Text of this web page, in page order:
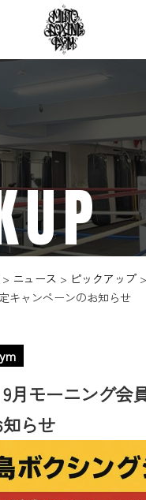
> ニュース > ピックアップ >
キャンペーンのお知らせ
9月モーニング会
らせ